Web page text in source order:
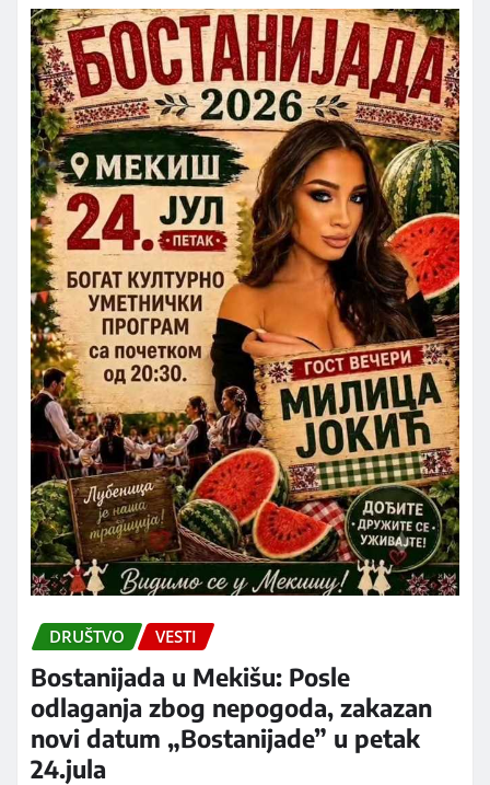
DRUŠTVO VESTI
Bostanijada u Mekišu: Posle
odlaganja zbog nepogoda, zakazan
novi datum „Bostanijade” u petak
24.jula